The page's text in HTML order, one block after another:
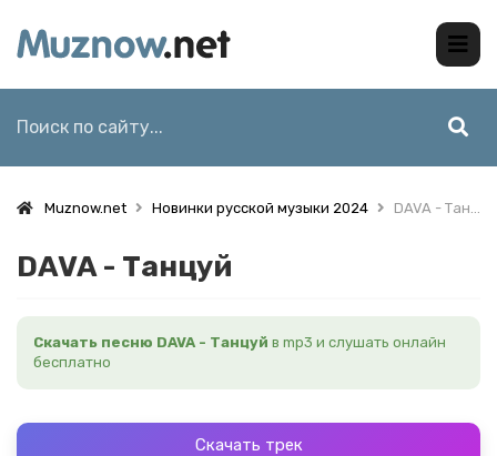
Muznow.net Новинки русской музыки 2024 DAVA - Танцуй
DAVA - Танцуй
Скачать песню DAVA - Танцуй в mp3 и слушать онлайн
бесплатно
Скачать трек